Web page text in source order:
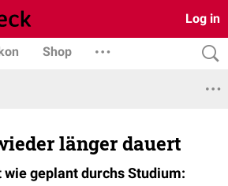
Log in
Shop
länger dauert
geplant durchs Studium: